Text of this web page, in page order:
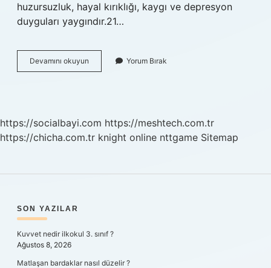
huzursuzluk, hayal kırıklığı, kaygı ve depresyon
duyguları yaygındır.21…
Devamını okuyun Gelişimsel
Kriz
Yorum Bırak
https://socialbayi.com https://meshtech.com.tr
https://chicha.com.tr knight online nttgame Sitemap
SIDEBAR
SON YAZILAR
Kuvvet nedir ilkokul 3. sınıf ?
Ağustos 8, 2026
Matlaşan bardaklar nasıl düzelir ?